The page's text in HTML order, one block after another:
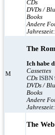
CDs
DVDs /
Books
Andere
Jahreszeit
M
The
Ich habe
Cassettes
CDs ISBN
DVDs /
Books
Andere
Jahreszeit
The